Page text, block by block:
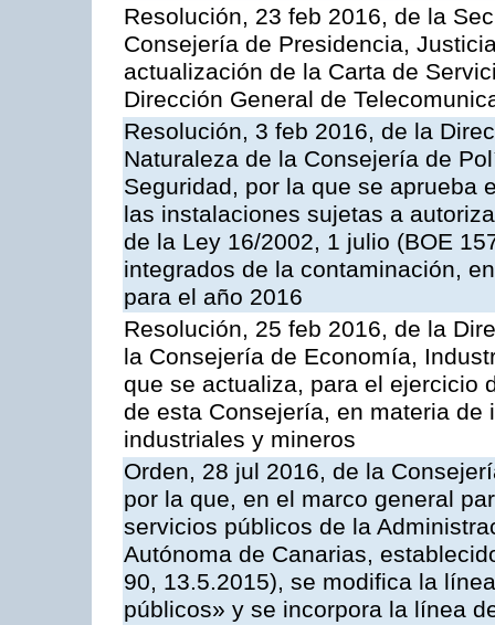
Resolución, 23 feb 2016, de la
Consejería de Presidencia,
actualización de la Carta de
Dirección General de
Resolución, 3 feb 2016, de la
Naturaleza de la Consejería de
Seguridad, por la que se aprueba
las instalaciones sujetas a
de la Ley 16/2002, 1 julio (BOE
integrados de la contaminación,
para el año 2016
Resolución, 25 feb 2016, de la
la Consejería de Economía,
que se actualiza, para el ejercicio
de esta Consejería, en materia
industriales y mineros
Orden, 28 jul 2016, de la
por la que, en el marco general
servicios públicos de la
Autónoma de Canarias,
90, 13.5.2015), se modifica la
públicos» y se incorpora la línea